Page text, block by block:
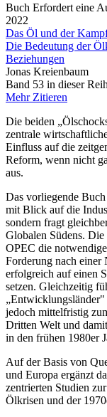
Buch Erfordert eine
2022
Das Öl und der
Die Bedeutung der
Beziehungen
Jonas Kreienbaum
Band 53 in dieser
Mehr Zitieren
Die beiden
zentrale
Einfluss auf die
Reform, wenn nicht
aus.
Das vorliegende
mit Blick auf die
sondern fragt
Globalen Südens.
OPEC die
Forderung nach einer
erfolgreich auf einen
setzen. Gleichzeitig
„Entwicklungsländer"
jedoch mittelfristig
Dritten Welt und
in den frühen 1980er
Auf der Basis von
und Europa ergänzt
zentrierten Studien
Ölkrisen und der